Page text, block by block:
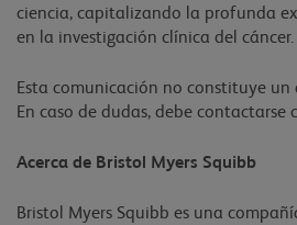
ciencia, capitalizando la profunda
en la investigación clínica del cáncer.
Esta comunicación no constituye un
En caso de dudas, debe contactarse
Acerca de Bristol Myers Squibb
Bristol Myers Squibb es una